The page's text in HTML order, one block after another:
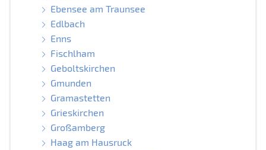
Ebensee am Traunsee
Edlbach
Enns
Fischlham
Geboltskirchen
Gmunden
Gramastetten
Grieskirchen
Großamberg
Haag am Hausruck